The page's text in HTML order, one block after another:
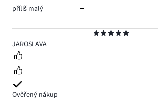
5
JAROSLAVA
Ověřený nákup
příliš malý